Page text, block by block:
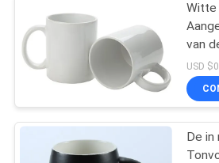
Roestvrij
staalwerktuig
Witte
van
Koffie
De in